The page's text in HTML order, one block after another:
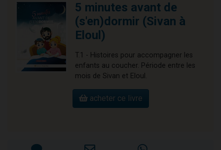
5 minutes avant de
(s'en)dormir (Sivan à
Eloul)
T.1 - Histoires pour accompagner les
enfants au coucher. Période entre les
mois de Sivan et Eloul.
acheter ce livre